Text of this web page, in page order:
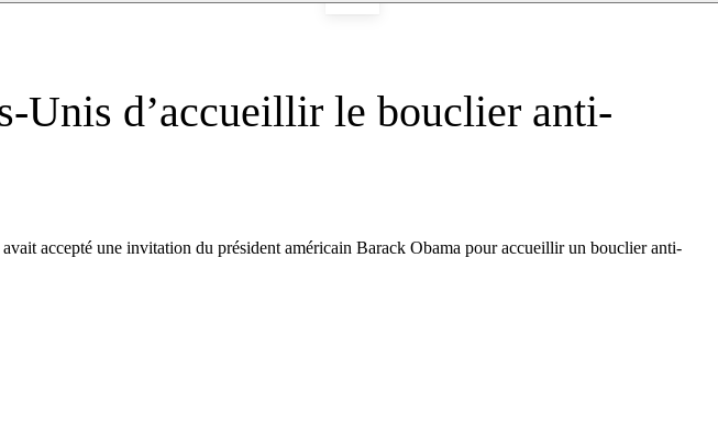
Unis d’accueillir le bouclier anti-
accepté une invitation du président américain Barack Obama pour accueillir un bouclier anti-